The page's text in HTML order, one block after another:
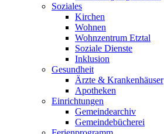
Soziales
Kirchen
Wohnen
Wohnzentrum Etztal
Soziale Dienste
Inklusion
Gesundheit
Ärzte & Krankenhäuser
Apotheken
Einrichtungen
Gemeindearchiv
Gemeindebücherei